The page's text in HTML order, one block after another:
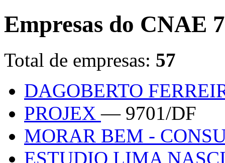
Empresas do CNAE
Total de empresas: 57
DAGOBERTO
PROJEX— 9701/DF
MORAR BEM -
ESTUDIO LIMA